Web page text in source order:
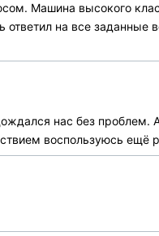
Машина высокого
ответил на все заданные
нас без проблем.
воспользуюсь ещё